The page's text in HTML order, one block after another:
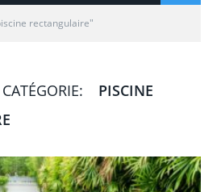
rectangulaire"
PISCINE